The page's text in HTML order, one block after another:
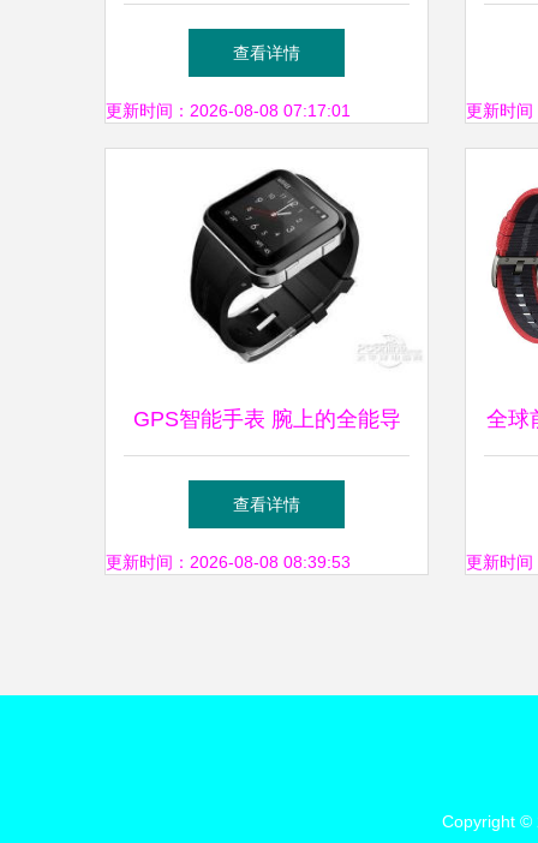
色智能手环的独特魅力
查看详情
更新时间：2026-08-08 07:17:01 更新时
GPS智能手表 腕上的全能导
航与健康管家
查看详情
更新时间：2026-08-08 08:39:53
全球
更新时
Copyright